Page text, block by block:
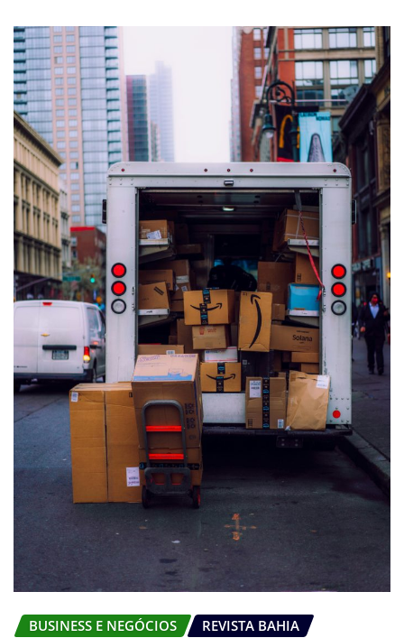
BUSINESS E NEGÓCIOS REVISTA BAHIA